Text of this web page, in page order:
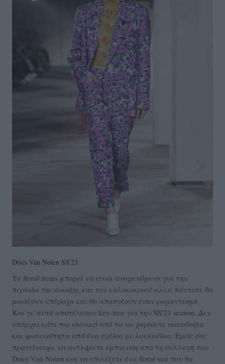
Dries Van Noten SS'23
Τα floral items μπορεί να είναι αναμενόμενα για την
περίοδο της άνοιξης και του καλοκαιριού αλλά πάντοτε θα
μοιάζουν υπέροχα και θα αποπνέουν έναν ρομαντισμό.
Και γι' αυτό αποτέλεσαν key-tren για την SS'23 season. Δεν
υπάρχει κάτι πιο ιδανικό από το να χαρίσετε αισιοδοξία
και φωτεινότητα από ένα σχέδιο με λουλούδια. Εμείς σας
προτείνουμε να αντλήσετε έμπνευση από τη συλλογή του
Dries Van Noten και να επιλέξετε ένα floral suit που θα